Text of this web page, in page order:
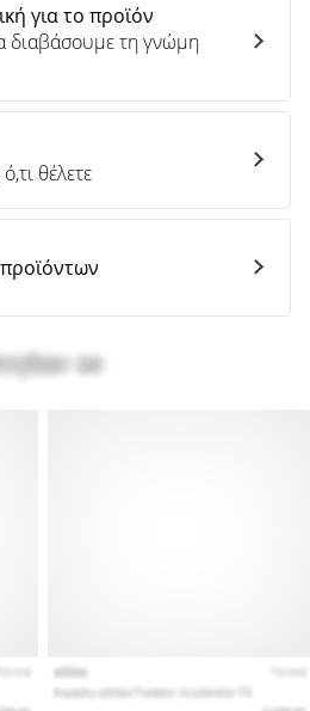
το προϊόν
για το προϊόν
διαβάσουμε τη γνώμη
θέλετε